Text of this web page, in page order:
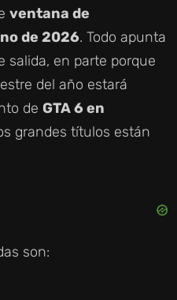
ventana de
de 2026. Todo apunta
salida, en parte porque
del año estará
de GTA 6 en
grandes títulos están
son: